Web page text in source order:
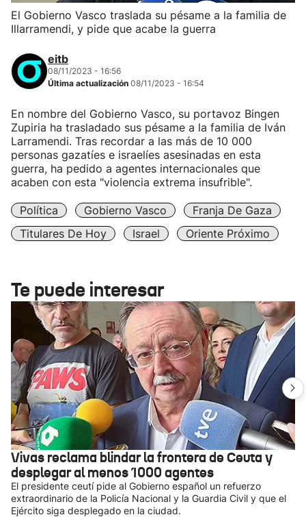
El Gobierno Vasco traslada su pésame a la familia de
Illarramendi, y pide que acabe la guerra
eitb
08/11/2023 - 16:56
Última actualización 08/11/2023 - 16:54
En nombre del Gobierno Vasco, su portavoz Bingen
Zupiria ha trasladado sus pésame a la familia de Iván
Larramendi. Tras recordar a las más de 10 000
personas gazatíes e israelíes asesinadas en esta
guerra, ha pedido a agentes internacionales que
acaben con esta "violencia extrema insufrible".
Política Gobierno Vasco
Franja De Gaza
Titulares De Hoy
Israel Oriente Próximo
Te puede interesar
Vivas reclama blindar la frontera de Ceuta y
desplegar al menos 1000 agentes
El presidente ceutí pide al Gobierno español un refuerzo
extraordinario de la Policía Nacional y la Guardia Civil y que el
Ejército siga desplegado en la ciudad.